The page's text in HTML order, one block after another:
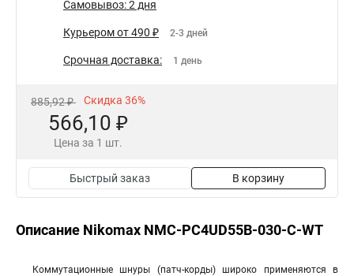
Самовывоз: 2 дня
Курьером от 490 ₽ 2-3 дней
Срочная доставка: 1 день
885,92 ₽ Скидка 36%
566,10 ₽
Цена за 1 шт.
Быстрый заказ В корзину
Описание Nikomax NMC-PC4UD55B-030-C-WT
Коммутационные шнуры (патч-корды) широко применяются в